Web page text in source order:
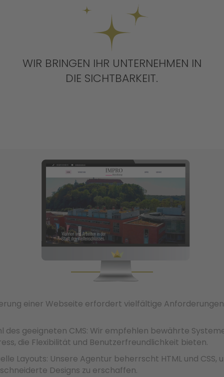
WIR BRINGEN IHR UNTERNEHMEN IN
DIE SICHTBARKEIT.
UNSERE WEBLÖSUNGEN
einer Webseite erfordert vielfältige
des geeigneten CMS: Wir empfehlen bewährte
die Flexibilität und Benutzerfreundlichkeit bieten.
Layouts: Unsere Agentur beherrscht HTML und CSS,
Designs zu erschaffen.